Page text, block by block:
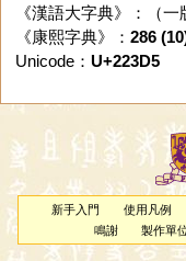
《漢語大字典》：（一
《康熙字典》： 286
Unicode： U+223D5
新手入門 使用凡例
鳴謝
製作單